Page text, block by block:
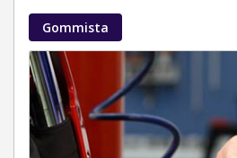
Gommista